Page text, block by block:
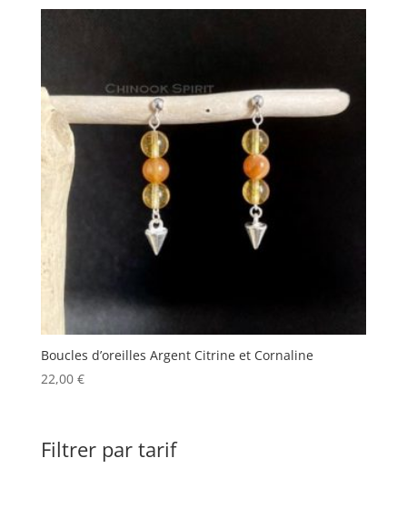
Boucles d’oreilles Argent Citrine et Cornaline
22,00 €
Filtrer par tarif